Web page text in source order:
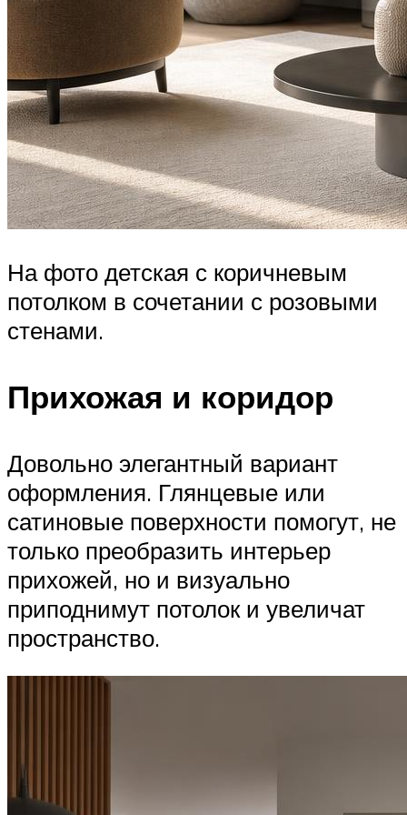
На фото детская с коричневым
потолком в сочетании с розовыми
стенами.
Прихожая и коридор
Довольно элегантный вариант
оформления. Глянцевые или
сатиновые поверхности помогут, не
только преобразить интерьер
прихожей, но и визуально
приподнимут потолок и увеличат
пространство.